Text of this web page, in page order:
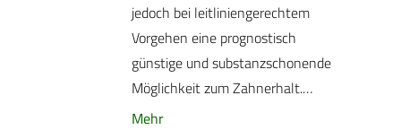
jedoch bei leitliniengerechtem
Vorgehen eine prognostisch
günstige und substanzschonende
Möglichkeit zum Zahnerhalt.…
Mehr